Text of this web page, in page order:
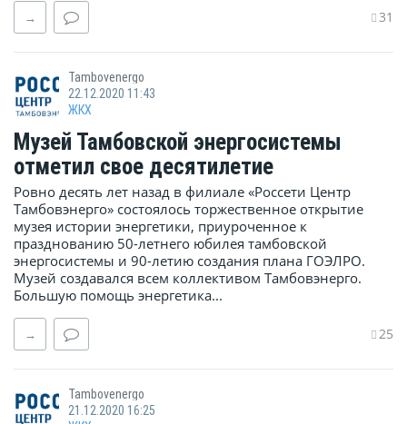
→ 31
Tambovenergo
22.12.2020 11:43
ЖКХ
Музей Тамбовской энергосистемы
отметил свое десятилетие
Ровно десять лет назад в филиале «Россети Центр
Тамбовэнерго» состоялось торжественное открытие
музея истории энергетики, приуроченное к
празднованию 50-летнего юбилея тамбовской
энергосистемы и 90-летию создания плана ГОЭЛРО.
Музей создавался всем коллективом Тамбовэнерго.
Большую помощь энергетика...
→ 25
Tambovenergo
21.12.2020 16:25